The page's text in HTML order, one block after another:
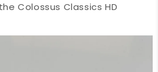
Colossus Classics HD